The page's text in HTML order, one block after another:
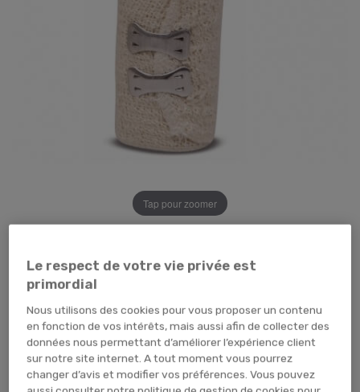
Tap pour zoomer
SACHET (x12 unités) CARTON (x480 unités)
TEMPORAIREMENT EN RUPTURE
ME PRÉVENIR
Le respect de votre vie privée est
primordial
Nous utilisons des cookies pour vous proposer un contenu
en fonction de vos intérêts, mais aussi afin de collecter des
données nous permettant d’améliorer l’expérience client
sur notre site internet. A tout moment vous pourrez
changer d’avis et modifier vos préférences. Vous pouvez